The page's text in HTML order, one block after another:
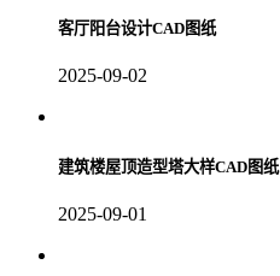
客厅阳台设计CAD图纸
2025-09-02
建筑楼屋顶造型塔大样CAD图纸
2025-09-01